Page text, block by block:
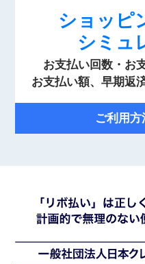
ショッピ
シミュ
お支払い回数・お
お支払い額、早期返
ご利用